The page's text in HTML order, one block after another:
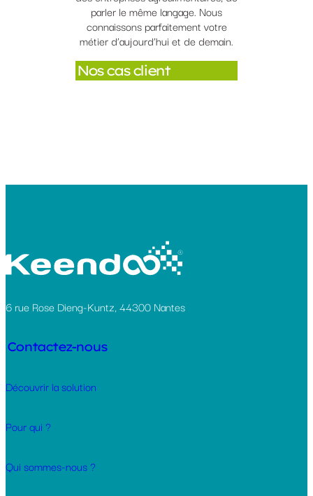
parler le même langage. Nous
connaissons parfaitement votre
métier d’aujourd’hui et de demain.
Nos cas client
6 rue Rose Dieng-Kuntz, 44300 Nantes
Contactez-nous
Découvrir la solution
Pour qui ?
Qui sommes-nous ?